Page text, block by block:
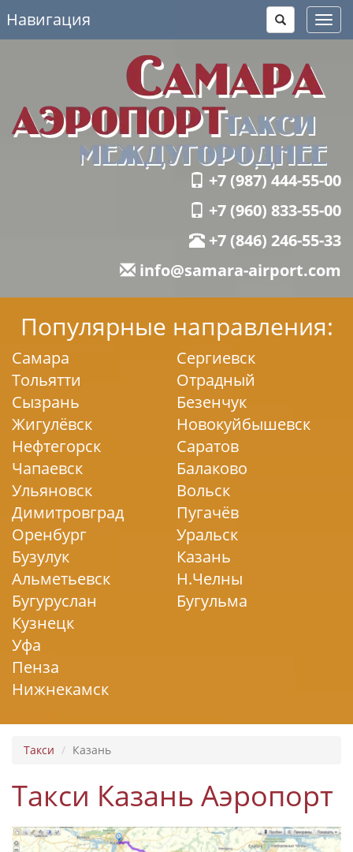
Навигация
+7 (987) 444-55-00
+7 (960) 833-55-00
+7 (846) 246-55-33
info@samara-airport.com
Популярные направления:
Самара
Тольятти
Сызрань
Жигулёвск
Сергиевск
Отрадный
Безенчук
Новокуйбышевск
Нефтегорск
Чапаевск
Ульяновск
Димитровград
Саратов
Балаково
Вольск
Пугачёв
Оренбург
Бузулук
Альметьевск
Бугуруслан
Уральск
Казань
Н.Челны
Бугульма
Кузнецк
Уфа
Пенза
Нижнекамск
Такси Казань
Такси Казань Аэропорт